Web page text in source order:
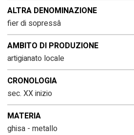
ALTRA DENOMINAZIONE
fier di sopressâ
AMBITO DI PRODUZIONE
artigianato locale
CRONOLOGIA
sec. XX inizio
MATERIA
ghisa - metallo